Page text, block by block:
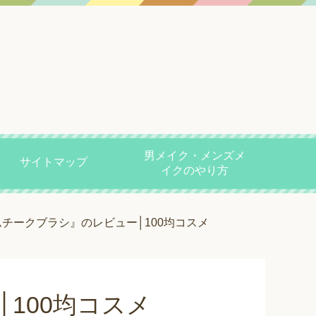
サイトマップ
男メイク・メンズメ
イクのやり方
ークブラシ』のレビュー│100均コスメ
均コスメ